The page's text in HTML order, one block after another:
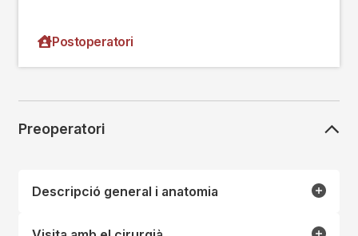
Postoperatori
Preoperatori
Descripció general i anatomia